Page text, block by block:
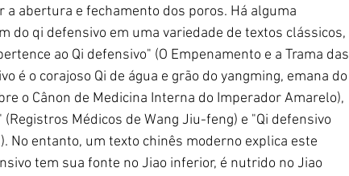
abertura e fechamento dos poros. Há alguma
do qi defensivo em uma variedade de textos clássicos,
ao Qi defensivo" (O Empenamento e a Trama das
é o corajoso Qi de água e grão do yangming, emana do
o Cânon de Medicina Interna do Imperador Amarelo),
Médicos de Wang Jiu-feng) e "Qi defensivo
No entanto, um texto chinês moderno explica este
tem sua fonte no Jiao inferior, é nutrido no Jiao